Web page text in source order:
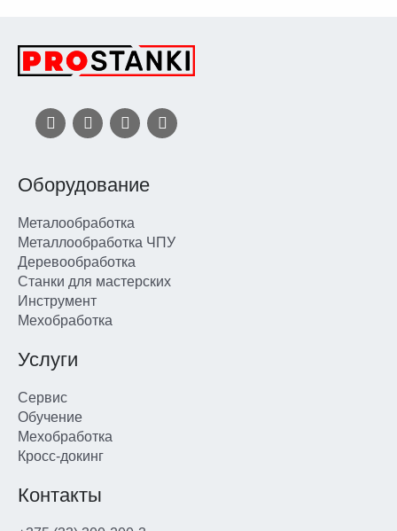
Оборудование
Металообработка
Металлообработка ЧПУ
Деревообработка
Станки для мастерских
Инструмент
Мехобработка
Услуги
Сервис
Обучение
Мехобработка
Кросс-докинг
Контакты